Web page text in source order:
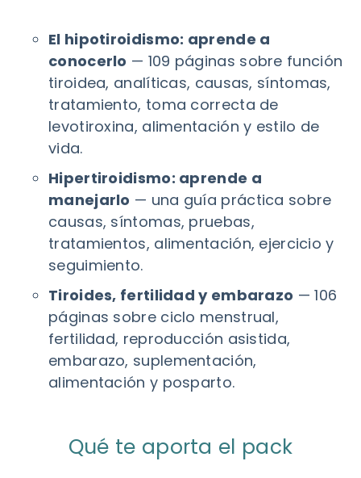
El hipotiroidismo: aprende a
conocerlo — 109 páginas sobre función
tiroidea, analíticas, causas, síntomas,
tratamiento, toma correcta de
levotiroxina, alimentación y estilo de
vida.
Hipertiroidismo: aprende a
manejarlo — una guía práctica sobre
causas, síntomas, pruebas,
tratamientos, alimentación, ejercicio y
seguimiento.
Tiroides, fertilidad y embarazo — 106
páginas sobre ciclo menstrual,
fertilidad, reproducción asistida,
embarazo, suplementación,
alimentación y posparto.
Qué te aporta el pack